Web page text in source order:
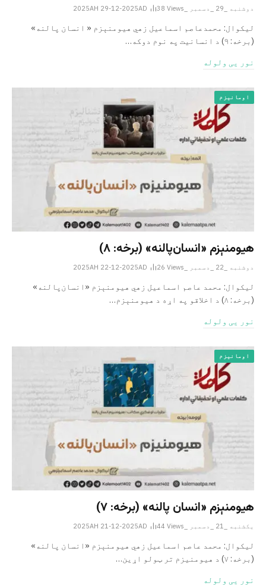
دوشنبه _29 _دسمبر _2025AH 29-12-2025AD 38 Views
لیکوال: محمدعاصم اسماعیل ­زهي هیومنېزم « انسان پالنه»
(برخه: ۹) د انسانیت په نوم دوکه…
نور یی ولوله
اومانیزم
هیومنېزم «انسان‌پالنه» (برخه: ۸)
دوشنبه _22 _دسمبر _2025AH 22-12-2025AD 26 Views
لیکوال: محمد عاصم اسماعیل ­زهي هیومنېزم «انسان‌پالنه»
(برخه: ۸) د اخلاقو په اړه د هیومنېزم…
نور یی ولوله
اومانیزم
هیومنېزم «انسان پالنه» (برخه: ۷)
یکشنبه _21 _دسمبر _2025AH 21-12-2025AD 44 Views
لیکوال: محمد عاصم اسماعیل ­زهي هیومنېزم «انسان پالنه»
(برخه: ۷) د هیومنیزم تر ټولو اړین…
نور یی ولوله